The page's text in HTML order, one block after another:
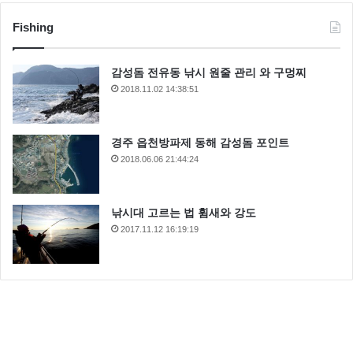
Fishing
감성돔 전유동 낚시 원줄 관리 와 구멍찌
2018.11.02 14:38:51
경주 읍천방파제 동해 감성돔 포인트
2018.06.06 21:44:24
낚시대 고르는 법 휨새와 강도
2017.11.12 16:19:19